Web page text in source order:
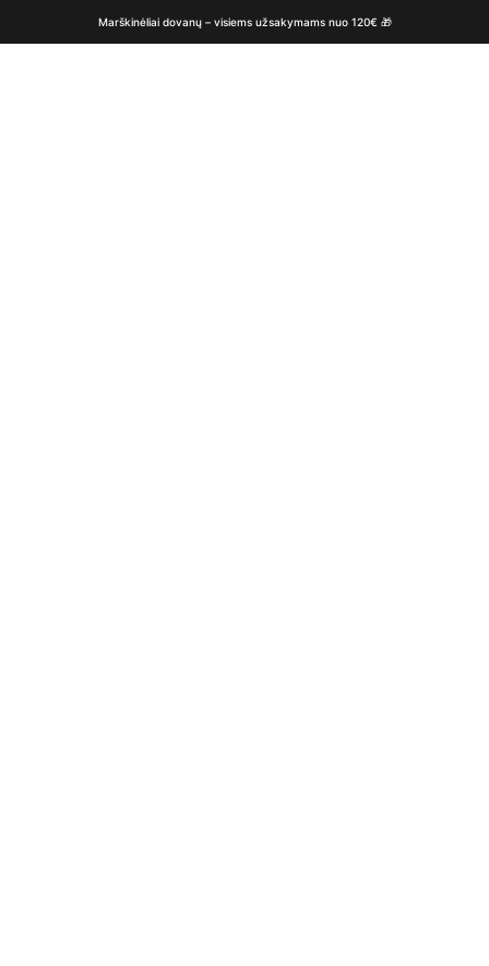
Marškinėliai dovanų – visiems užsakymams nuo 120€ 🎁